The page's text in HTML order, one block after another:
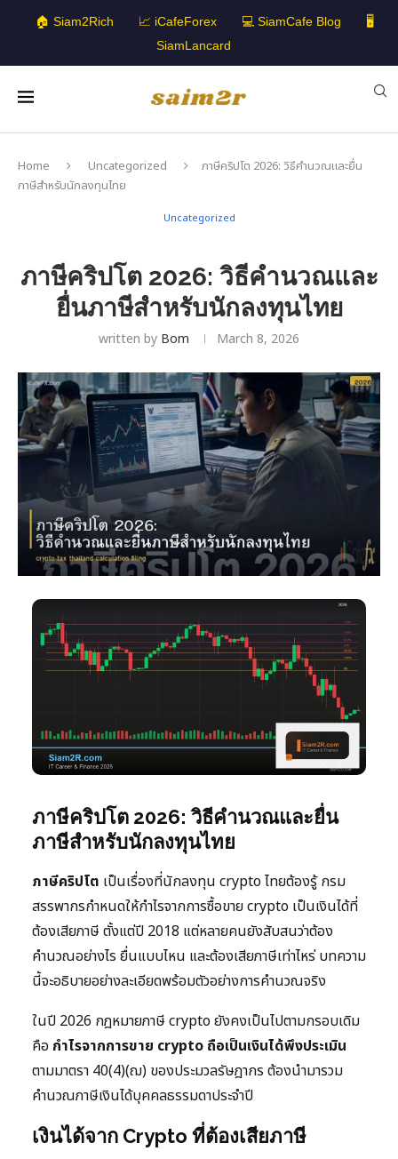
🏠 Siam2Rich 📈 iCafeForex 💻 SiamCafe Blog
🖥️
SiamLancard
Home Uncategorized
ภาษีคริปโต 2026: วิธีคำนวณและยื่น
ภาษีสำหรับนักลงทุนไทย
Uncategorized
ภาษีคริปโต 2026: วิธีคำนวณและ
ยื่นภาษีสำหรับนักลงทุนไทย
written by Bom March 8, 2026
ภาษีคริปโต 2026: วิธีคำนวณและยื่น
ภาษีสำหรับนักลงทุนไทย
ภาษีคริปโต เป็นเรื่องที่นักลงทุน crypto ไทยต้องรู้ กรม
สรรพากรกำหนดให้กำไรจากการซื้อขาย crypto เป็นเงินได้ที่
ต้องเสียภาษี ตั้งแต่ปี 2018 แต่หลายคนยังสับสนว่าต้อง
คำนวณอย่างไร ยื่นแบบไหน และต้องเสียภาษีเท่าไหร่ บทความ
นี้จะอธิบายอย่างละเอียดพร้อมตัวอย่างการคำนวณจริง
ในปี 2026 กฎหมายภาษี crypto ยังคงเป็นไปตามกรอบเดิม
คือ กำไรจากการขาย crypto ถือเป็นเงินได้พึงประเมิน
ตามมาตรา 40(4)(ฌ) ของประมวลรัษฎากร ต้องนำมารวม
คำนวณภาษีเงินได้บุคคลธรรมดาประจำปี
เงินได้จาก Crypto ที่ต้องเสียภาษี